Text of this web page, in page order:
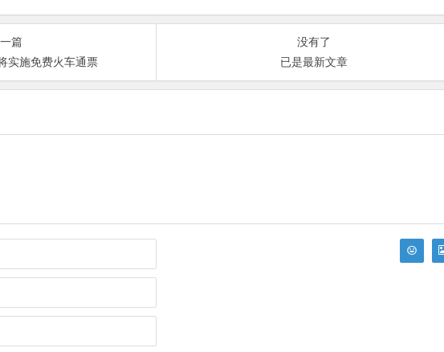
篇
实施免费火车通票
没有了
已是最新文章